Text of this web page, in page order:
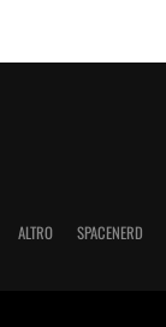
ALTRO SPACENERD